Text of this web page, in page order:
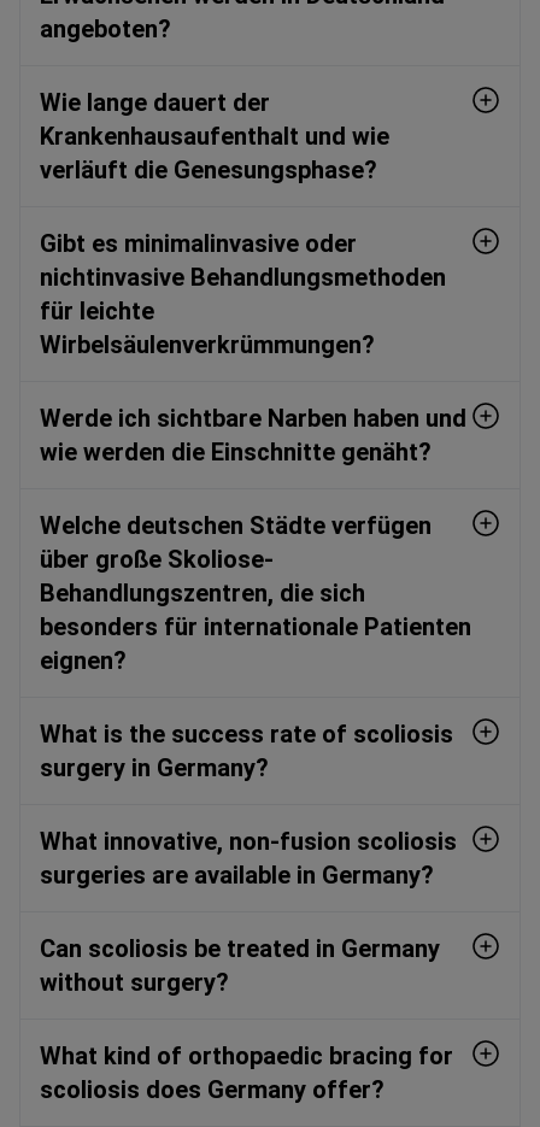
angeboten?
Wie lange dauert der
Krankenhausaufenthalt und wie
verläuft die Genesungsphase?
Gibt es minimalinvasive oder
nichtinvasive Behandlungsmethoden
für leichte
Wirbelsäulenverkrümmungen?
Werde ich sichtbare Narben haben und
wie werden die Einschnitte genäht?
Welche deutschen Städte verfügen
über große Skoliose-
Behandlungszentren, die sich
besonders für internationale Patienten
eignen?
What is the success rate of scoliosis
surgery in Germany?
What innovative, non-fusion scoliosis
surgeries are available in Germany?
Can scoliosis be treated in Germany
without surgery?
What kind of orthopaedic bracing for
scoliosis does Germany offer?